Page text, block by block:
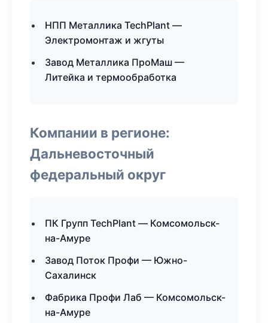
НПП Металлика TechPlant —
Электромонтаж и жгуты
Завод Металлика ПроМаш —
Литейка и термообработка
Компании в регионе:
Дальневосточный
федеральный округ
ПК Групп TechPlant — Комсомольск-
на-Амуре
Завод Поток Профи — Южно-
Сахалинск
Фабрика Профи Лаб — Комсомольск-
на-Амуре